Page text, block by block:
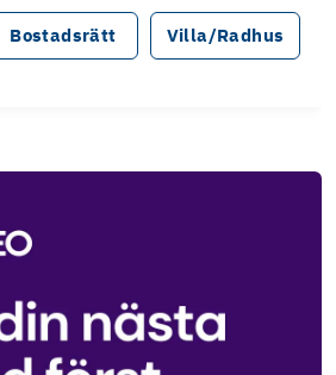
Bostadsrätt Villa/Radhus